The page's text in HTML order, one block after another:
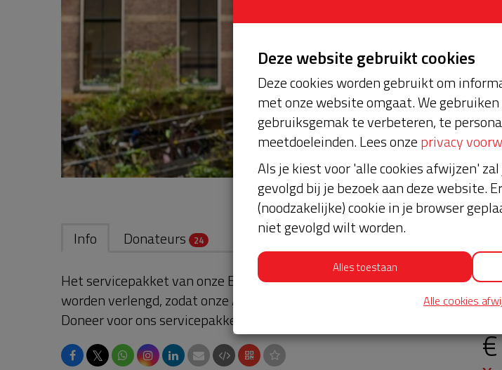
Info Donateurs 24
Het servicepakket van onze BuurtAED verloopt bijna en moet
worden verlengd, zodat onze AED gebruiksklaar blijft. Help je mee?
Doneer voor ons servicepakket!
𝕏
Deze website gebruikt cookies
Deze cookies worden gebruikt om
met onze website omgaat. We
gebruiksgemak te verbeteren, te
meetdoeleinden. Lees onzeprivacy
Als je kiest voor 'alle cookies afwijzen'
gevolgd bij je bezoek aan deze website.
(noodzakelijke) cookie in je browser
niet gevolgd wilt worden.
Alles toestaan
Alle cookies